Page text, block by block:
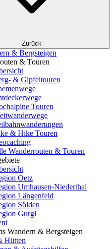
Zurück
& Bergsteigen
& Touren
& Gipfeltouren
Touren
& Hike Touren
Wanderrouten & Touren
Oetz
Umhausen-Niederthai
Längenfeld
Sölden
Gurgl
Wandern & Bergsteigen
Hütten